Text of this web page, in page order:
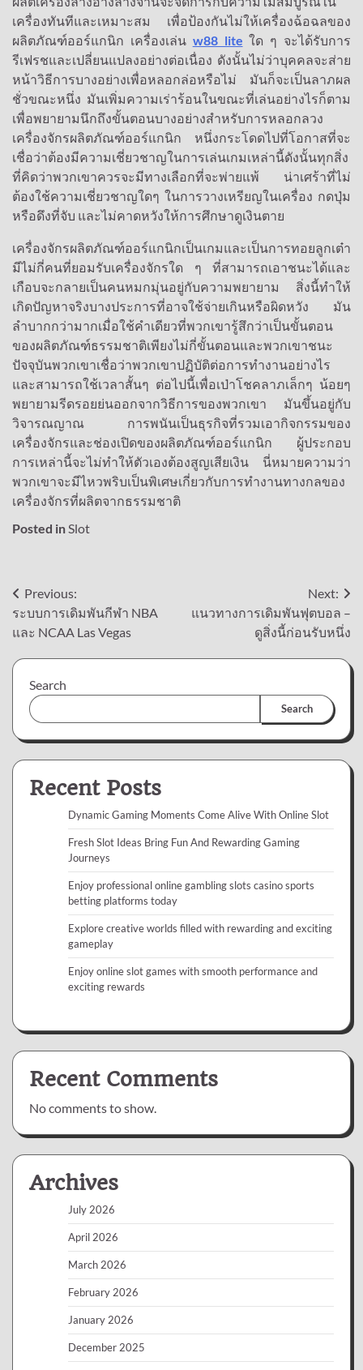
เครื่องทันทีและเหมาะสม เพื่อป้องกันไม่ให้เครื่องฉ้อฉลของ
ผลิตภัณฑ์ออร์แกนิก เครื่องเล่น w88 lite ใด ๆ จะได้รับการ
รีเฟรชและเปลี่ยนแปลงอย่างต่อเนื่อง ดังนั้นไม่ว่าบุคคลจะส่าย
หน้าวิธีการบางอย่างเพื่อหลอกล่อหรือไม่ มันก็จะเป็นลาภผล
ชั่วขณะหนึ่ง มันเพิ่มความเร่าร้อนในขณะที่เล่นอย่างไรก็ตาม
เพื่อพยายามนึกถึงขั้นตอนบางอย่างสำหรับการหลอกลวง
เครื่องจักรผลิตภัณฑ์ออร์แกนิก หนึ่งกระโดดไปที่โอกาสที่จะ
เชื่อว่าต้องมีความเชี่ยวชาญในการเล่นเกมเหล่านี้ดังนั้นทุกสิ่ง
ที่คิดว่าพวกเขาควรจะมีทางเลือกที่จะพ่ายแพ้ น่าเศร้าที่ไม่
ต้องใช้ความเชี่ยวชาญใดๆ ในการวางเหรียญในเครื่อง กดปุ่ม
หรือดึงที่จับ และไม่คาดหวังให้การศึกษาดูเงินตาย
เครื่องจักรผลิตภัณฑ์ออร์แกนิกเป็นเกมและเป็นการทอยลูกเต๋า
มีไม่กี่คนที่ยอมรับเครื่องจักรใด ๆ ที่สามารถเอาชนะได้และ
เกือบจะกลายเป็นคนหมกมุ่นอยู่กับความพยายาม สิ่งนี้ทำให้
เกิดปัญหาจริงบางประการที่อาจใช้จ่ายเกินหรือผิดหวัง มัน
ลำบากกว่ามากเมื่อใช้คำเดียวที่พวกเขารู้สึกว่าเป็นขั้นตอน
ของผลิตภัณฑ์ธรรมชาติเพียงไม่กี่ขั้นตอนและพวกเขาชนะ
ปัจจุบันพวกเขาเชื่อว่าพวกเขาปฏิบัติต่อการทำงานอย่างไร
และสามารถใช้เวลาสั้นๆ ต่อไปนี้เพื่อเป่าโชคลาภเล็กๆ น้อยๆ
พยายามรีดรอยย่นออกจากวิธีการของพวกเขา มันขึ้นอยู่กับ
วิจารณญาณ การพนันเป็นธุรกิจที่รวมเอากิจกรรมของ
เครื่องจักรและช่องเปิดของผลิตภัณฑ์ออร์แกนิก ผู้ประกอบ
การเหล่านี้จะไม่ทำให้ตัวเองต้องสูญเสียเงิน นี่หมายความว่า
พวกเขาจะมีไหวพริบเป็นพิเศษเกี่ยวกับการทำงานทางกลของ
เครื่องจักรที่ผลิตจากธรรมชาติ
Posted inSlot
Post
navigation
Previous:
ระบบการเดิมพันกีฬา NBA
และ NCAA Las Vegas
Next:
แนวทางการเดิมพันฟุตบอล –
ดูสิ่งนี้ก่อนรับหนึ่ง
Search
Search
Recent Posts
Dynamic Gaming Moments Come Alive With Online Slot
Fresh Slot Ideas Bring Fun And Rewarding Gaming
Journeys
Enjoy professional online gambling slots casino sports
betting platforms today
Explore creative worlds filled with rewarding and exciting
gameplay
Enjoy online slot games with smooth performance and
exciting rewards
Recent Comments
No comments to show.
Archives
July 2026
April 2026
March 2026
February 2026
January 2026
December 2025